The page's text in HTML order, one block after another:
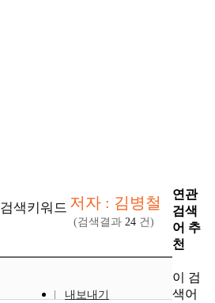
검색키워드 저자 : 김병철
(검색결과 24 건)
내보내기
연관
검색
어 추
천
이 검
색어